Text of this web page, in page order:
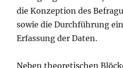
die Konzeption des
sowie die Durchführung
Erfassung der Daten.
Neben theoretischen